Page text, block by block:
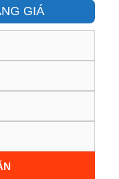
GIÁ